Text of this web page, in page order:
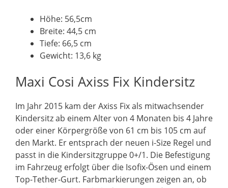
Höhe: 56,5cm
Breite: 44,5 cm
Tiefe: 66,5 cm
Gewicht: 13,6 kg
Maxi Cosi Axiss Fix Kindersitz
Im Jahr 2015 kam der Axiss Fix als mitwachsender
Kindersitz ab einem Alter von 4 Monaten bis 4 Jahre
oder einer Körpergröße von 61 cm bis 105 cm auf
den Markt. Er entsprach der neuen i-Size Regel und
passt in die Kindersitzgruppe 0+/1. Die Befestigung
im Fahrzeug erfolgt über die Isofix-Ösen und einem
Top-Tether-Gurt. Farbmarkierungen zeigen an, ob